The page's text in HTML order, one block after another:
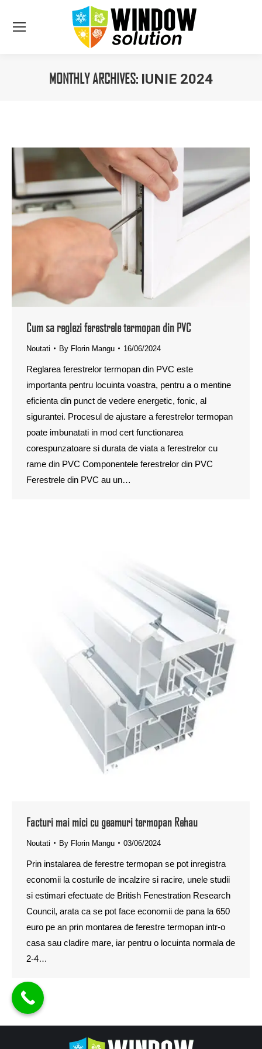
MONTHLY ARCHIVES: IUNIE 2024
Cum sa reglezi ferestrele termopan din PVC
Noutati By Florin Mangu 16/06/2024
Reglarea ferestrelor termopan din PVC este
importanta pentru locuinta voastra, pentru a o mentine
eficienta din punct de vedere energetic, fonic, al
sigurantei. Procesul de ajustare a ferestrelor termopan
poate imbunatati in mod cert functionarea
corespunzatoare si durata de viata a ferestrelor cu
rame din PVC Componentele ferestrelor din PVC
Ferestrele din PVC au un…
Facturi mai mici cu geamuri termopan Rehau
Noutati By Florin Mangu 03/06/2024
Prin instalarea de ferestre termopan se pot inregistra
economii la costurile de incalzire si racire, unele studii
si estimari efectuate de British Fenestration Research
Council, arata ca se pot face economii de pana la 650
euro pe an prin montarea de ferestre termopan intr-o
casa sau cladire mare, iar pentru o locuinta normala de
2-4…